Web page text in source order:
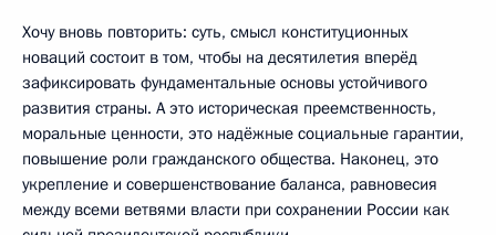
Хочу вновь повторить: суть, смысл конституционных
новаций состоит в том, чтобы на десятилетия вперёд
зафиксировать фундаментальные основы устойчивого
развития страны. А это историческая преемственность,
моральные ценности, это надёжные социальные гарантии,
повышение роли гражданского общества. Наконец, это
укрепление и совершенствование баланса, равновесия
между всеми ветвями власти при сохранении России как